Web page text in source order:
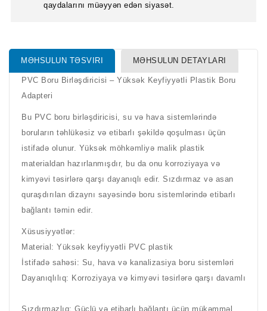
qaydalarını müəyyən edən siyasət.
MƏHSULUN TƏSVIRI MƏHSULUN DETAYLARI
PVC Boru Birləşdiricisi – Yüksək Keyfiyyətli Plastik Boru
Adapteri
Bu PVC boru birləşdiricisi, su və hava sistemlərində
boruların təhlükəsiz və etibarlı şəkildə qoşulması üçün
istifadə olunur. Yüksək möhkəmliyə malik plastik
materialdan hazırlanmışdır, bu da onu korroziyaya və
kimyəvi təsirlərə qarşı dayanıqlı edir. Sızdırmaz və asan
quraşdırılan dizaynı sayəsində boru sistemlərində etibarlı
bağlantı təmin edir.
Xüsusiyyətlər:
Material: Yüksək keyfiyyətli PVC plastik
İstifadə sahəsi: Su, hava və kanalizasiya boru sistemləri
Dayanıqlılıq: Korroziyaya və kimyəvi təsirlərə qarşı davamlı
Sızdırmazlıq: Güclü və etibarlı bağlantı üçün mükəmməl